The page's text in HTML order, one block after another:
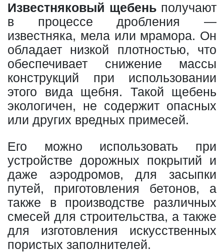
Известняковый щебеньполучают
в процессе дробления —
известняка, мела или мрамора. Он
обладает низкой плотностью, что
обеспечивает снижение массы
конструкций при использовании
этого вида щебня. Такой щебень
экологичен, не содержит опасных
или других вредных примесей.
Его можно использовать при
устройстве дорожных покрытий и
даже аэродромов, для засыпки
путей, приготовления бетонов, а
также в производстве различных
смесей для строительства, а также
для изготовления искусственных
пористых заполнителей.